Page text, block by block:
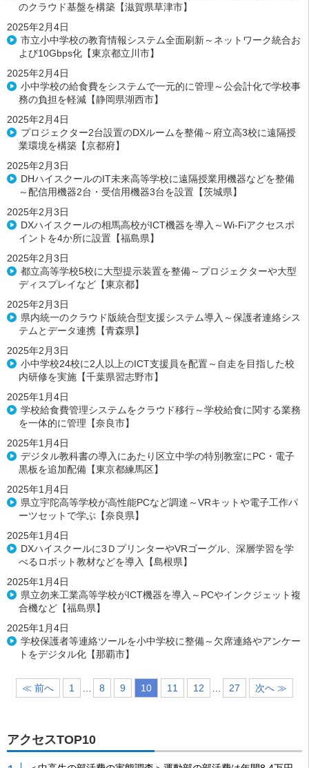
のクラウド基盤を構築【滋賀県草津市】
2025年2月4日
市立小中学校の教育情報システム全面刷新～ネットワーク統合お
よび10Gbps化【東京都立川市】
2025年2月4日
小中学校の給食費をシステムで一元的に管理～公会計化で学校事
務の負担を軽減【静岡県湖西市】
2025年2月4日
プロジェクター2台設置のDXルームを整備～府立高3校に遠隔授
業環境を構築【京都府】
2025年2月3日
DHハイスクールのIT未来高等学校に遠隔授業用機器などを整備
～配信用機器2台・受信用機器3台を設置【茨城県】
2025年2月3日
DXハイスクールの相馬高校がICT機器を導入～Wi-Fiアクセスポ
イントを4か所に設置【福島県】
2025年2月3日
都立高等学校5校に大型提示装置を整備～プロジェクターや大型
ディスプレイなど【東京都】
2025年2月3日
県内統一のクラウド版統合型支援システム導入～保護者連絡シス
テムとデータ連携【青森県】
2025年2月3日
小中学校24校に2人以上のICT支援員を配置～自走を目指した校
内研修を実施【千葉県習志野市】
2025年1月4日
学校給食費管理システムをクラウド移行～学校給食に関する業務
を一体的に管理【奈良市】
2025年1月4日
デジタル教科書の導入にあたり区立中学の特別教室にPC・電子
黒板を追加配備【東京都練馬区】
2025年1月4日
県立宇陀高等学校が高性能PCなど調達～VRキットや電子工作パ
ーツセットで学ぶ【奈良県】
2025年1月4日
DXハイスクールに3ＤプリンターやVRゴーグル、深層学習を学
べるロボット教材などを導入【島根県】
2025年1月4日
県立勿来工業高等学校がICT機器を導入～PCやインクジェット複
合機など【福島県】
2025年1月4日
学校保護者等連絡ツールを小中学校に整備～欠席連絡やアンケー
トをデジタル化【那覇市】
≪ 前へ 1 8 9 10 11 12 27 次へ ≫
アクセスTOP10